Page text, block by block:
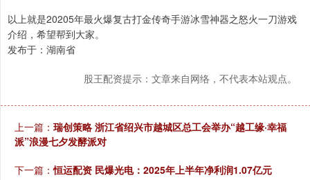
以上就是20205年最火爆复古打金传奇手游冰雪神器之怒火一刀游戏
介绍，希望帮到大家。
发布于：湖南省
股王配资提示：文章来自网络，不代表本站观点。
上一篇： 瑞创策略 浙江省绍兴市越城区总工会举办“越工缘·幸福
派”浪漫七夕发酵派对
下一篇：恒运配资 民爆光电：2025年上半年净利润1.07亿元